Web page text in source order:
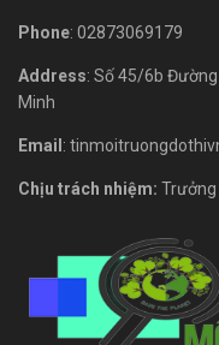
Phone: 02873069179
Address: Số 45/6b
Minh
Email :
Chịu trách nhiệm: Trưởng